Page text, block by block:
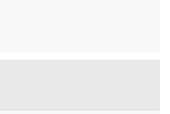
ートメントをご提供
んわりと温めたオイ
ぐしていきます。 各
仕事帰りや休日のお